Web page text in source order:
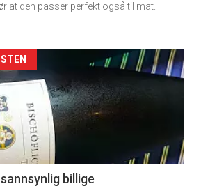
at den passer perfekt også til mat.
billige